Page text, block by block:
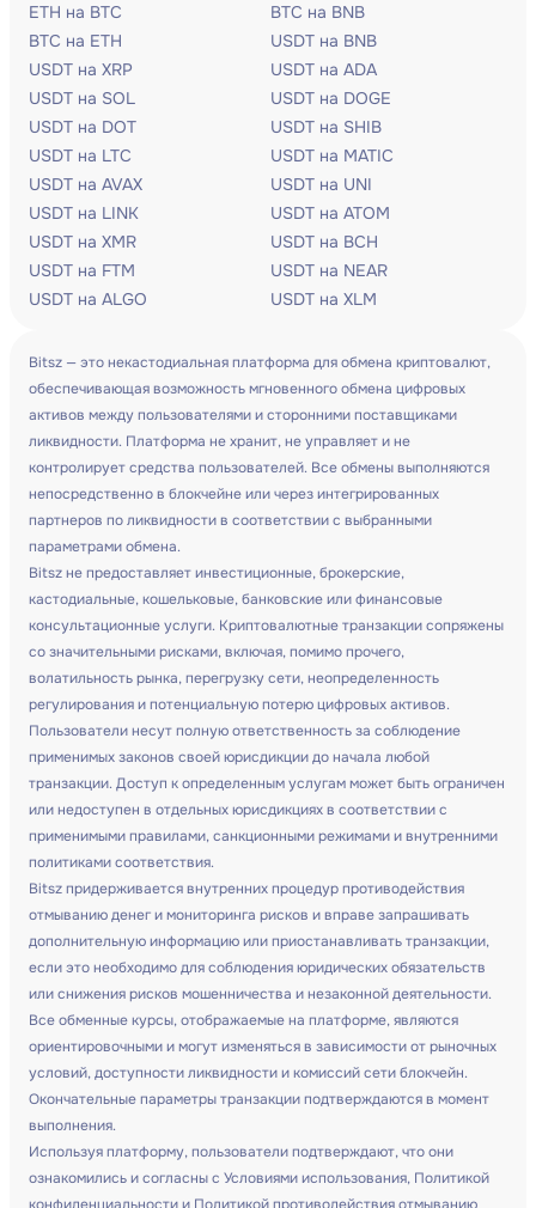
ETH на BTC
BTC на BNB
BTC на ETH
USDT на BNB
USDT на XRP
USDT на ADA
USDT на SOL
USDT на DOGE
USDT на DOT
USDT на SHIB
USDT на LTC
USDT на MATIC
USDT на AVAX
USDT на UNI
USDT на LINK
USDT на ATOM
USDT на XMR
USDT на BCH
USDT на FTM
USDT на NEAR
USDT на ALGO
USDT на XLM
Bitsz — это некастодиальная платформа для обмена криптовалют,
обеспечивающая возможность мгновенного обмена цифровых
активов между пользователями и сторонними поставщиками
ликвидности. Платформа не хранит, не управляет и не
контролирует средства пользователей. Все обмены выполняются
непосредственно в блокчейне или через интегрированных
партнеров по ликвидности в соответствии с выбранными
параметрами обмена.
Bitsz не предоставляет инвестиционные, брокерские,
кастодиальные, кошельковые, банковские или финансовые
консультационные услуги. Криптовалютные транзакции сопряжены
со значительными рисками, включая, помимо прочего,
волатильность рынка, перегрузку сети, неопределенность
регулирования и потенциальную потерю цифровых активов.
Пользователи несут полную ответственность за соблюдение
применимых законов своей юрисдикции до начала любой
транзакции. Доступ к определенным услугам может быть ограничен
или недоступен в отдельных юрисдикциях в соответствии с
применимыми правилами, санкционными режимами и внутренними
политиками соответствия.
Bitsz придерживается внутренних процедур противодействия
отмыванию денег и мониторинга рисков и вправе запрашивать
дополнительную информацию или приостанавливать транзакции,
если это необходимо для соблюдения юридических обязательств
или снижения рисков мошенничества и незаконной деятельности.
Все обменные курсы, отображаемые на платформе, являются
ориентировочными и могут изменяться в зависимости от рыночных
условий, доступности ликвидности и комиссий сети блокчейн.
Окончательные параметры транзакции подтверждаются в момент
выполнения.
Используя платформу, пользователи подтверждают, что они
ознакомились и согласны с Условиями использования, Политикой